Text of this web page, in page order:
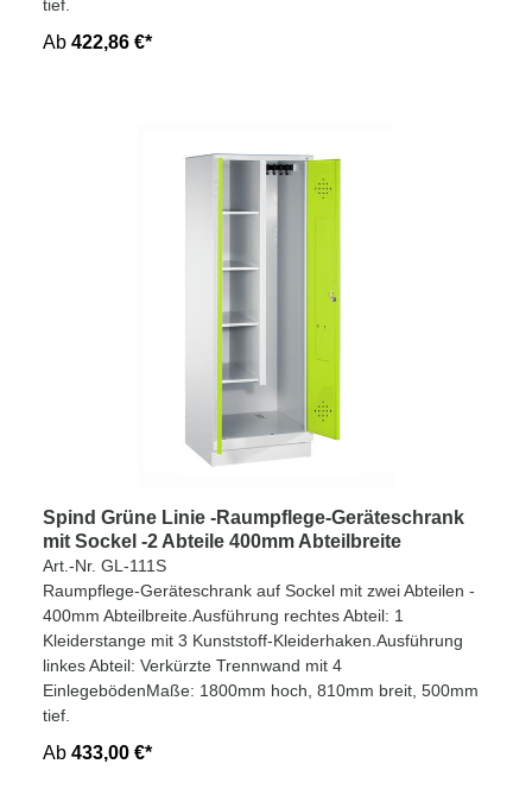
tief.
Ab 422,86 €*
Spind Grüne Linie -Raumpflege-Geräteschrank
mit Sockel -2 Abteile 400mm Abteilbreite
Art.-Nr. GL-111S
Raumpflege-Geräteschrank auf Sockel mit zwei Abteilen -
400mm Abteilbreite.Ausführung rechtes Abteil: 1
Kleiderstange mit 3 Kunststoff-Kleiderhaken.Ausführung
linkes Abteil: Verkürzte Trennwand mit 4
EinlegebödenMaße: 1800mm hoch, 810mm breit, 500mm
tief.
Ab 433,00 €*